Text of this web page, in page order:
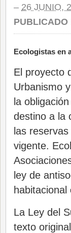
– 26 JUNIO,
PUBLICADO
Ecologistas en
El proyecto
Urbanismo
la
destino a la
las
vigente.
ley de
La Ley del
texto